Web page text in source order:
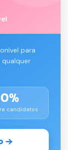
para
candidatos